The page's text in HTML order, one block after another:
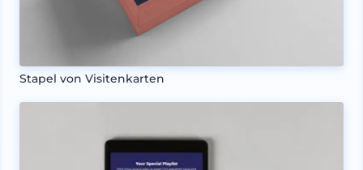
Stapel von Visitenkarten